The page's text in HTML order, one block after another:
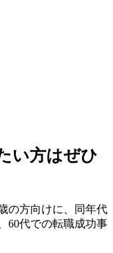
い方はぜひ
の方向けに、同年代
60代での転職成功事